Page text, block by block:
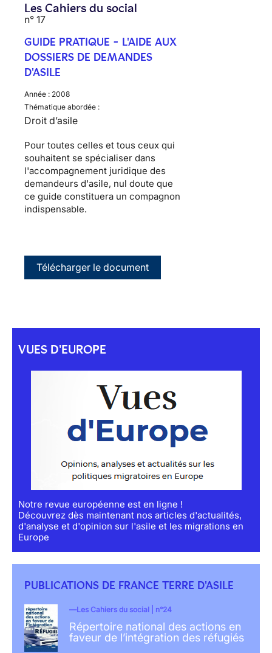
Les Cahiers du social
n° 17
GUIDE PRATIQUE - L'AIDE AUX
DOSSIERS DE DEMANDES
D'ASILE
Année : 2008
Thématique abordée :
Droit d’asile
Pour toutes celles et tous ceux qui
souhaitent se spécialiser dans
l'accompagnement juridique des
demandeurs d'asile, nul doute que
ce guide constituera un compagnon
indispensable.
Télécharger le document
VUES D'EUROPE
Notre revue européenne est en ligne !
Découvrez dès maintenant nos articles d'actualités,
d'analyse et d'opinion sur l'asile et les migrations en
Europe
PUBLICATIONS DE FRANCE TERRE D'ASILE
Les Cahiers du social | n°24
Répertoire national des actions en
faveur de l’intégration des réfugiés